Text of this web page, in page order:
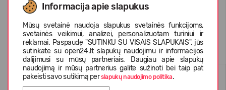
Informacija apie slapukus
Mūsų svetainė naudoja slapukus svetainės funkcijoms,
svetainės veikimui, analizei, personalizuotam turiniui ir
reklamai. Paspaudę "SUTINKU SU VISAIS SLAPUKAIS", jūs
sutinkate su open24.lt slapukų naudojimu ir informacijos
dalijimusi su mūsų partneriais. Daugiau apie slapukų
naudojimą ir mūsų partnerius galite sužinoti bei taip pat
pakeisti savo sutikimą perslapukų naudojimo politika.
Panašios prekės